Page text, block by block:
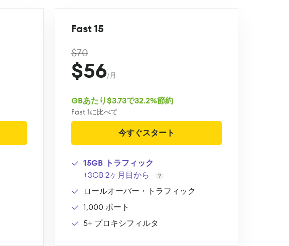
Fast 15
$70
$56/月
GBあたり$3.73で32.2%節約
Fast 1に比べて
今すぐスタート
15GB トラフィック
+3GB 2ヶ月目から
ロールオーバー・トラフィック
1,000 ポート
5+ プロキシフィルタ